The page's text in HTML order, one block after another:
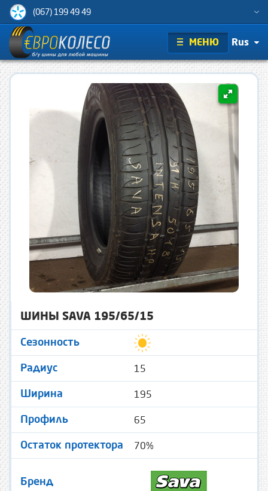
(067) 199 49 49
МЕНЮ Rus
ШИНЫ SAVA 195/65/15
Сезонность
Радиус 15
Ширина 195
Профиль 65
Остаток протектора 70%
Бренд